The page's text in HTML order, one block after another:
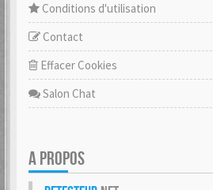
Conditions d'utilisation
Contact
Effacer Cookies
Salon Chat
A PROPOS